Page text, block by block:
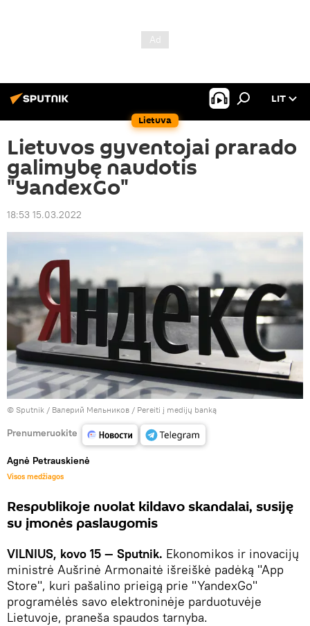
Lietuva
LIT
Lietuvos gyventojai prarado
galimybę naudotis
"YandexGo"
18:53 15.03.2022
© Sputnik / Валерий Мельников / Pereiti į medijų banką
Prenumeruokite
Agnė Petrauskienė
Visos medžiagos
Respublikoje nuolat kildavo skandalai, susiję
su įmonės paslaugomis
VILNIUS, kovo 15 — Sputnik. Ekonomikos ir inovacijų
ministrė Aušrinė Armonaitė išreiškė padėką "App
Store", kuri pašalino prieigą prie "YandexGo"
programėlės savo elektroninėje parduotuvėje
Lietuvoje, praneša spaudos tarnyba.